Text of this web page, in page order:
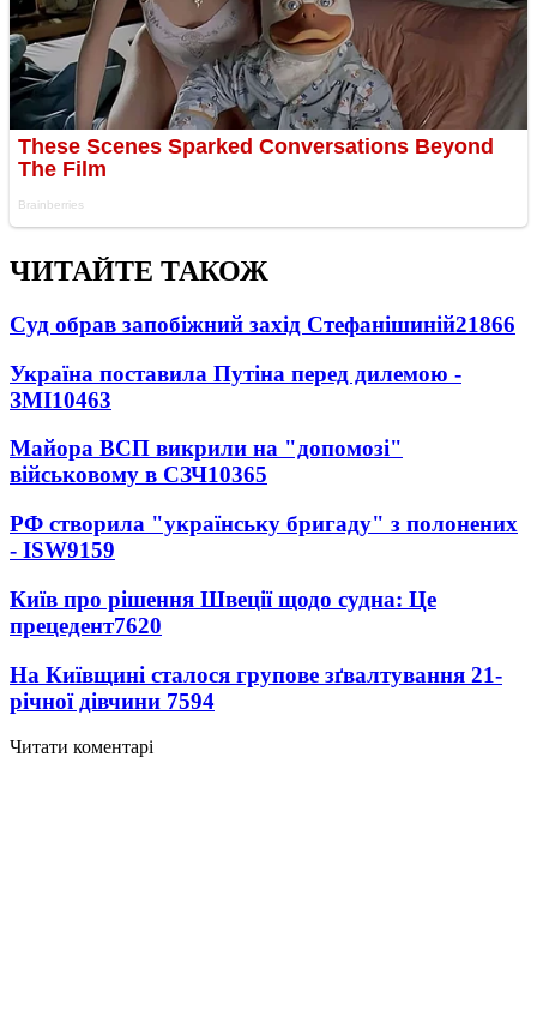
ЧИТАЙТЕ ТАКОЖ
Суд обрав запобіжний захід Стефанішиній21866
Україна поставила Путіна перед дилемою -
ЗМІ10463
Майора ВСП викрили на "допомозі"
військовому в СЗЧ10365
РФ створила "українську бригаду" з полонених
- ISW9159
Київ про рішення Швеції щодо судна: Це
прецедент7620
На Київщині сталося групове зґвалтування 21-
річної дівчини 7594
Читати коментарі